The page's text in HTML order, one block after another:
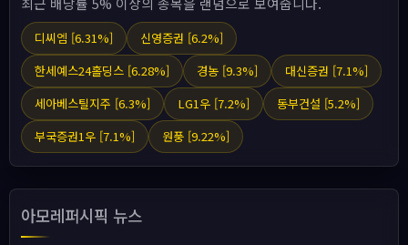
디씨엠 [6.31%]
신영증권 [6.2%]
한세예스24홀딩스 [6.28%]
경농 [9.3%]
대신증권 [7.1%]
세아베스틸지주 [6.3%]
LG1우 [7.2%]
동부건설 [5.2%]
부국증권1우 [7.1%]
원풍 [9.22%]
아모레퍼시픽 뉴스